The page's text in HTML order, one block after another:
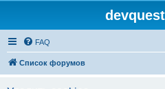
FAQ
Список форумов